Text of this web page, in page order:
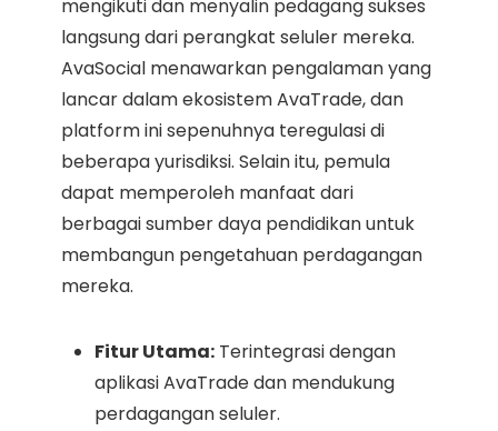
mengikuti dan menyalin pedagang sukses
langsung dari perangkat seluler mereka.
AvaSocial menawarkan pengalaman yang
lancar dalam ekosistem AvaTrade, dan
platform ini sepenuhnya teregulasi di
beberapa yurisdiksi. Selain itu, pemula
dapat memperoleh manfaat dari
berbagai sumber daya pendidikan untuk
membangun pengetahuan perdagangan
mereka.
Fitur Utama: Terintegrasi dengan
aplikasi AvaTrade dan mendukung
perdagangan seluler.